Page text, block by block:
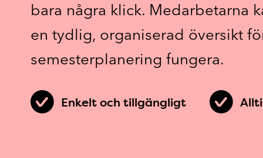
bara några klick. Medarbetarna
en tydlig, organiserad översikt
semesterplanering fungera.
Enkelt och tillgängligt